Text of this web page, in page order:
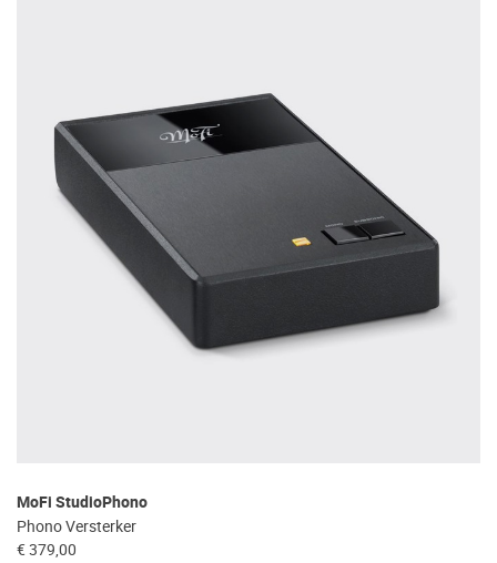
MoFi StudioPhono
Phono Versterker
€ 379,00